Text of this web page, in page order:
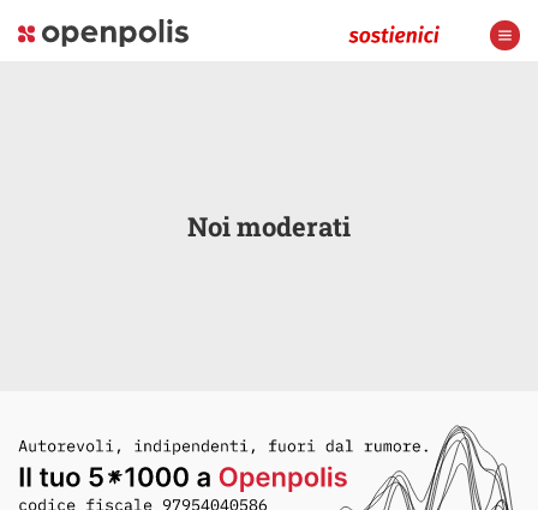
Noi moderati